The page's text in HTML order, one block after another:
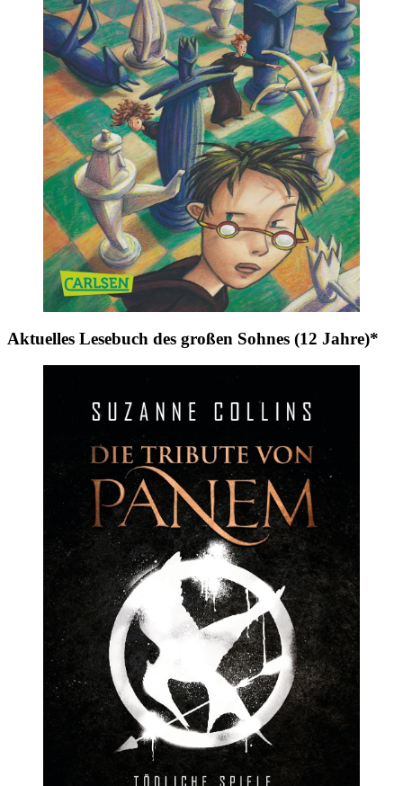
Aktuelles Lesebuch des großen Sohnes (12 Jahre)*